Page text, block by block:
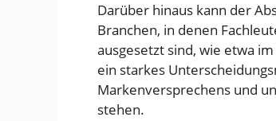
Darüber hinaus kann der
Branchen, in denen
ausgesetzt sind, wie etwa
ein starkes
Markenversprechens und
stehen.